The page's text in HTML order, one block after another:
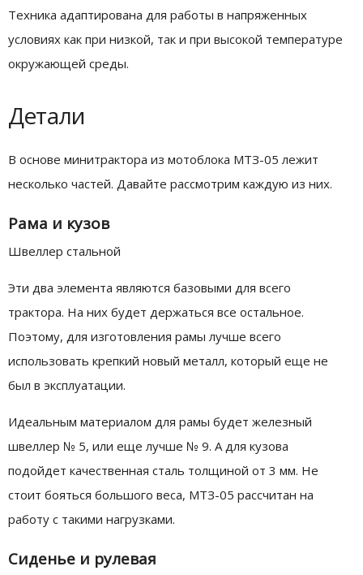
Техника адаптирована для работы в напряженных
условиях как при низкой, так и при высокой температуре
окружающей среды.
Детали
В основе минитрактора из мотоблока МТЗ-05 лежит
несколько частей. Давайте рассмотрим каждую из них.
Рама и кузов
Швеллер стальной
Эти два элемента являются базовыми для всего
трактора. На них будет держаться все остальное.
Поэтому, для изготовления рамы лучше всего
использовать крепкий новый металл, который еще не
был в эксплуатации.
Идеальным материалом для рамы будет железный
швеллер № 5, или еще лучше № 9. А для кузова
подойдет качественная сталь толщиной от 3 мм. Не
стоит бояться большого веса, МТЗ-05 рассчитан на
работу с такими нагрузками.
Сиденье и рулевая